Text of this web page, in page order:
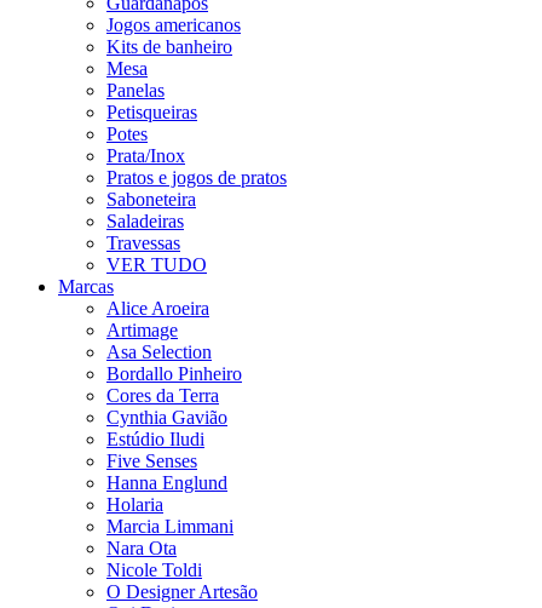
Jogos americanos
Kits de banheiro
Mesa
Panelas
Petisqueiras
Potes
Prata/Inox
Pratos e jogos de pratos
Saboneteira
Saladeiras
Travessas
VER TUDO
Marcas
Alice Aroeira
Artimage
Asa Selection
Bordallo Pinheiro
Cores da Terra
Cynthia Gavião
Estúdio Iludi
Five Senses
Hanna Englund
Holaria
Marcia Limmani
Nara Ota
Nicole Toldi
O Designer Artesão